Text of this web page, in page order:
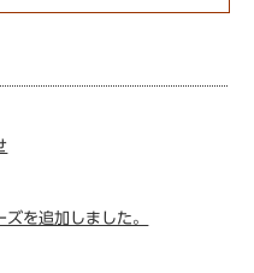
を追加しました。